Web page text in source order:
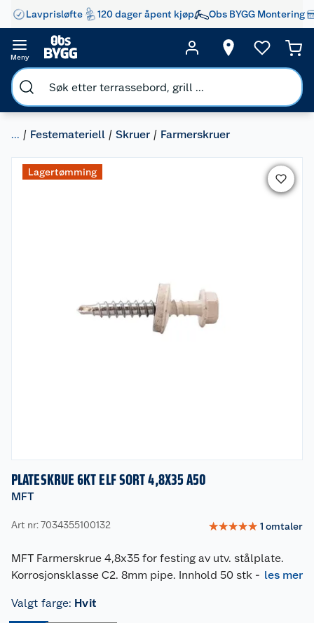
Lavprisløfte 120 dager åpent kjøp Obs BYGG Montering
Meny
... Festemateriell Skruer Farmerskruer
Lagertømming
PLATESKRUE 6KT ELF SORT 4,8X35 A50
MFT
Art nr: 7034355100132 ☆☆☆☆☆ 1 omtaler
MFT Farmerskrue 4,8x35 for festing av utv. stålplate.
Korrosjonsklasse C2. 8mm pipe. Innhold 50 stk - les mer
Valgt farge: Hvit